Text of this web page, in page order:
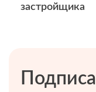
застройщика